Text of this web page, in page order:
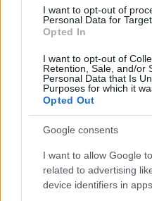
I want to opt-out of
Personal Data for
Opted In
I want to opt-out of
Retention, Sale, and/or
Personal Data that Is
Purposes for which it
Opted Out
Google consents
I want to allow Google
related to advertising
device identifiers in apps.
Minden,
tudni kell
Kultúra
Kihívások
Országos hírek
évre